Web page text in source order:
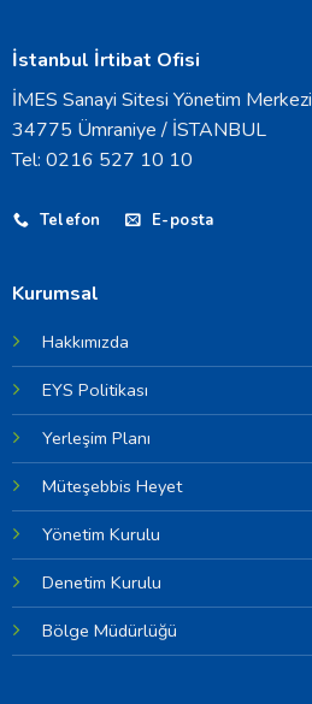
İstanbul İrtibat Ofisi
İMES Sanayi Sitesi Yönetim Merkezi
34775 Ümraniye / İSTANBUL
Tel: 0216 527 10 10
Telefon E-posta
Kurumsal
Hakkımızda
EYS Politikası
Yerleşim Planı
Müteşebbis Heyet
Yönetim Kurulu
Denetim Kurulu
Bölge Müdürlüğü